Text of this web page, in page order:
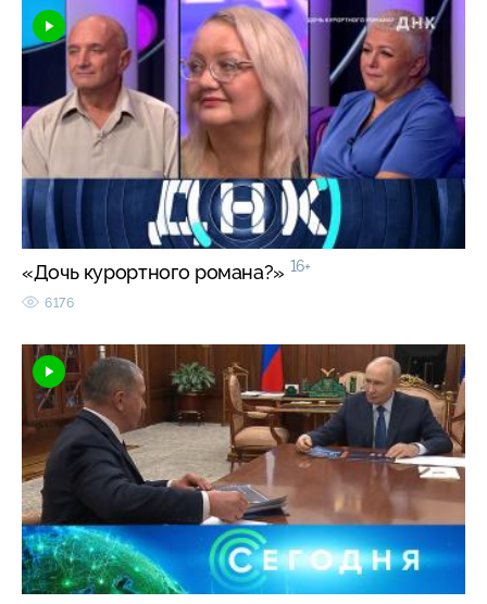
«Дочь курортного романа?» 16+
6176